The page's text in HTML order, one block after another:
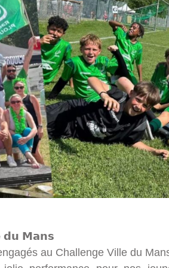
𝗱𝘂 𝗠𝗮𝗻𝘀
au Challenge Ville du